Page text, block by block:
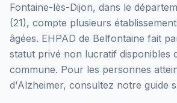
Fontaine-lès-Dijon, dans le
(21), compte plusieurs
âgées. EHPAD de Belfontaine fait
statut privé non lucratif disponibles
commune. Pour les personnes
d'Alzheimer, consultez notre guide